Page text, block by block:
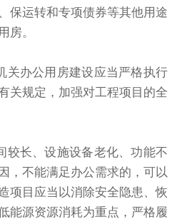
保运转和专项债券等其他用途
房。
办公用房建设应当严格执行
关规定，加强对工程项目的全
较长、设施设备老化、功能不
，不能满足办公需求的，可以
项目应当以消除安全隐患、恢
能源资源消耗为重点，严格履